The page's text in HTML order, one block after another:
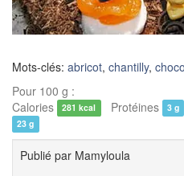
Mots-clés: abricot, chantilly,
Pour 100 g :
Calories
281 kcal Protéines 3 g
23 g
Publié par Mamyloula